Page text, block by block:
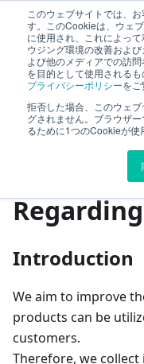
このウェブサイトでは、
す。このCookieは、ウェ
に使用され、これによっ
ウジング環境の改善およ
よび他のメディアでの訪
を目的として使用される
プライバシーポリシーをご
拒否した場合、このウェ
グされません。ブラウザ
るために1つのCookieが使
Optional
On this page
Introduction
We aim to improve
products can be
customers.
Therefore, we